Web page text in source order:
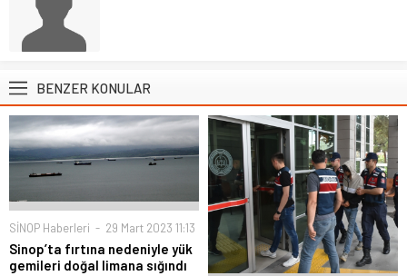
BENZER KONULAR
SİNOP Haberleri 29 Mart 2023 11:13
Sinop’ta fırtına nedeniyle yük
gemileri doğal limana sığındı